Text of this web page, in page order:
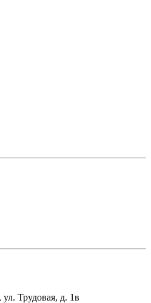
Трудовая, д. 1в